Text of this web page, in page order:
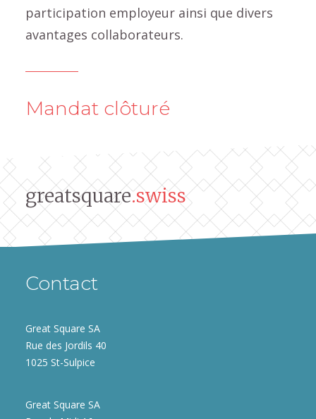
participation employeur ainsi que divers
avantages collaborateurs.
Mandat clôturé
greatsquare.swiss
Contact
Great Square SA
Rue des Jordils 40
1025 St-Sulpice
Great Square SA